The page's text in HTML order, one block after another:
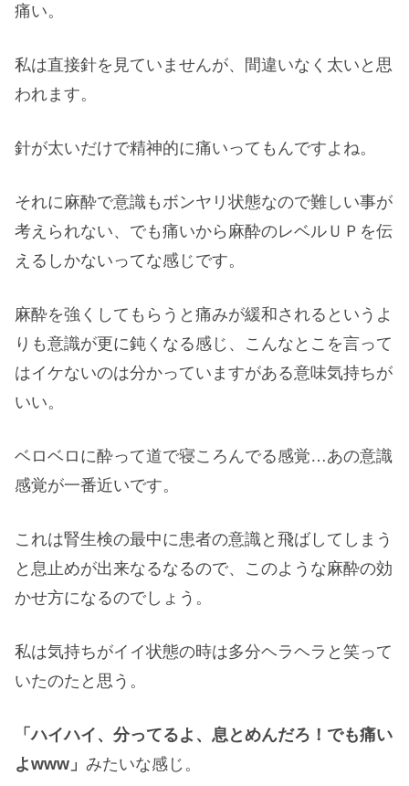
痛い。
私は直接針を見ていませんが、間違いなく太いと思
われます。
針が太いだけで精神的に痛いってもんですよね。
それに麻酔で意識もボンヤリ状態なので難しい事が
考えられない、でも痛いから麻酔のレベルＵＰを伝
えるしかないってな感じです。
麻酔を強くしてもらうと痛みが緩和されるというよ
りも意識が更に鈍くなる感じ、こんなとこを言って
はイケないのは分かっていますがある意味気持ちが
いい。
ベロベロに酔って道で寝ころんでる感覚…あの意識
感覚が一番近いです。
これは腎生検の最中に患者の意識と飛ばしてしまう
と息止めが出来なるなるので、このような麻酔の効
かせ方になるのでしょう。
私は気持ちがイイ状態の時は多分ヘラヘラと笑って
いたのたと思う。
「ハイハイ、分ってるよ、息とめんだろ！でも痛い
よwww」 みたいな感じ。